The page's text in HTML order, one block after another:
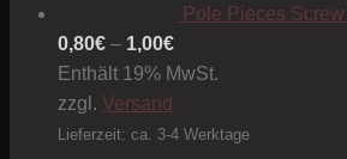
Pole Pieces
0,80€ – 1,00€Preisspanne:
0,80€
1,00€
Enthält 19% MwSt.
zzgl. Versand
Lieferzeit: ca. 3-4 Werktage